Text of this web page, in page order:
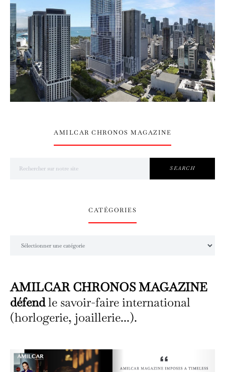
AMILCAR CHRONOS MAGAZINE
SEARCH
CATÉGORIES
AMILCAR CHRONOS MAGAZINE
défendle savoir-faire international
(horlogerie, joaillerie...).